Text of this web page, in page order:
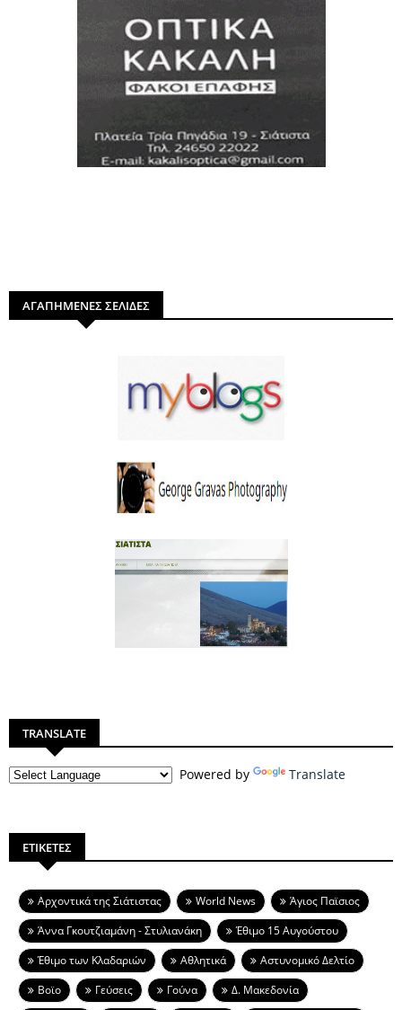
ΑΓΑΠΗΜΕΝΕΣ ΣΕΛΙΔΕΣ
TRANSLATE
Powered by Translate
ΕΤΙΚΕΤΕΣ
Aρχοντικά της Σιάτιστας World News
Άγιος Παϊσιος
Άννα Γκουτζιαμάνη - Στυλιανάκη
Έθιμο 15 Αυγούστου
Έθιμο των Κλαδαριών
Αθλητικά
Αστυνομικό Δελτίο
Βοϊο
Γεύσεις Γούνα
Δ. Μακεδονία